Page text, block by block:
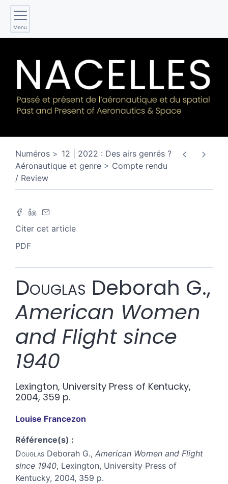
Menu
Numéros
12 | 2022 : Des airs genrés ?
Aéronautique et genre
Compte rendu
/ Review
Citer cet article
PDF
Douglas Deborah G.,
American Women
and Flight since
1940
Lexington, University Press of Kentucky,
2004, 359 p.
Louise Francezon
Référence(s) :
Douglas Deborah G., American Women and Flight
since 1940, Lexington, University Press of
Kentucky, 2004, 359 p.